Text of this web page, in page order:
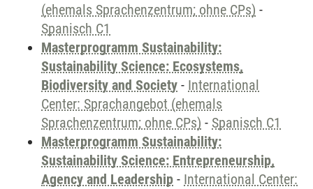
(ehemals Sprachenzentrum; ohne CPs) -
Spanisch C1
Masterprogramm Sustainability:
Sustainability Science: Ecosystems,
Biodiversity and Society - International
Center: Sprachangebot (ehemals
Sprachenzentrum; ohne CPs) - Spanisch C1
Masterprogramm Sustainability:
Sustainability Science: Entrepreneurship,
Agency and Leadership - International Center: